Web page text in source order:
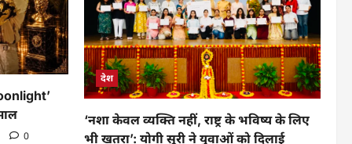
0
देश
‘नशा केवल व्यक्ति नहीं, राष्ट्र के भविष्य के लिए
भी खतरा’: योगी सूरी ने युवाओं को दिलाई